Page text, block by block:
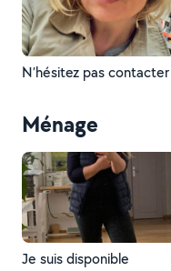
N’hésitez pas contacter
Ménage
Je suis disponible